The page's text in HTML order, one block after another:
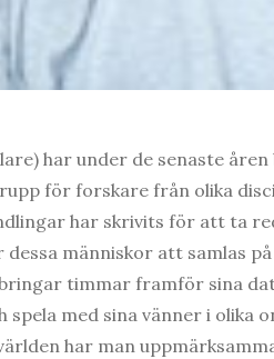
har under de senaste
för forskare från olika
har skrivits för att ta
människor att samlas
timmar framför sina
med sina vänner i olika
har man